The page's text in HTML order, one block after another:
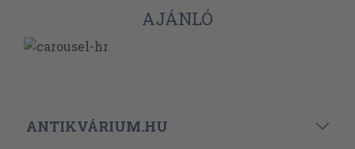
AJÁNLÓ
ANTIKVÁRIUM.HU